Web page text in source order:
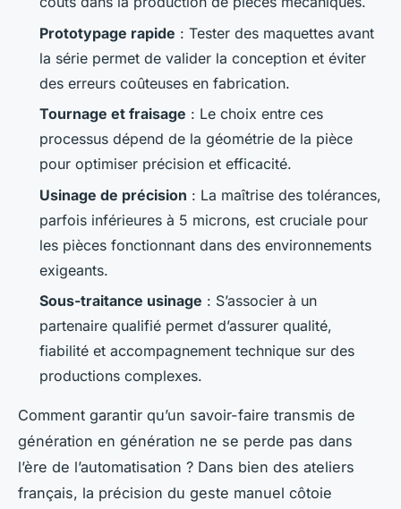
Prototypage rapide : Tester des maquettes avant
la série permet de valider la conception et éviter
des erreurs coûteuses en fabrication.
Tournage et fraisage : Le choix entre ces
processus dépend de la géométrie de la pièce
pour optimiser précision et efficacité.
Usinage de précision : La maîtrise des tolérances,
parfois inférieures à 5 microns, est cruciale pour
les pièces fonctionnant dans des environnements
exigeants.
Sous-traitance usinage : S’associer à un
partenaire qualifié permet d’assurer qualité,
fiabilité et accompagnement technique sur des
productions complexes.
Comment garantir qu’un savoir-faire transmis de
génération en génération ne se perde pas dans
l’ère de l’automatisation ? Dans bien des ateliers
français, la précision du geste manuel côtoie